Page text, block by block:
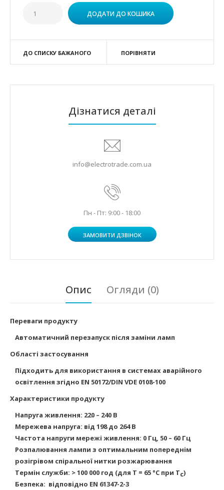
ДО СПИСКУ БАЖАНОГО ПОРІВНЯТИ
Дізнатися деталі
info@electrotrade.com.ua
Пн - Пт: 9:00 - 18:00
ЗАМОВИТИ ДЗВІНОК
Опис Огляди (0)
Переваги продукту
Автоматичний перезапуск після заміни ламп
Області застосування
Підходить для використання в системах аварійного
освітлення згідно EN 50172/DIN VDE 0108-100
Характеристики продукту
Напруга живлення: 220 – 240 В
Мережева напруга: від 198 до 264 В
Частота напруги мережі живлення: 0 Гц, 50 – 60 Гц
Розпалювання лампи з оптимальним попереднім
розігрівом спіральної нитки розжарювання
Термін служби: > 100 000 год (для T = 65 °C при Tc)
Безпека: відповідно EN 61347-2-3